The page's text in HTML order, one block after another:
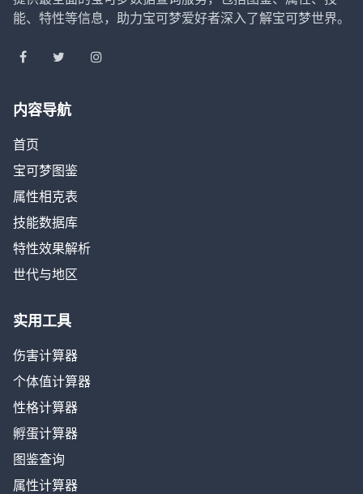
能、特性等信息，助力宝可梦爱好者深入了解宝可梦世界。
内容导航
首页
宝可梦图鉴
属性相克表
技能数据库
特性效果解析
世代与地区
实用工具
伤害计算器
个体值计算器
性格计算器
孵蛋计算器
图鉴查询
属性计算器